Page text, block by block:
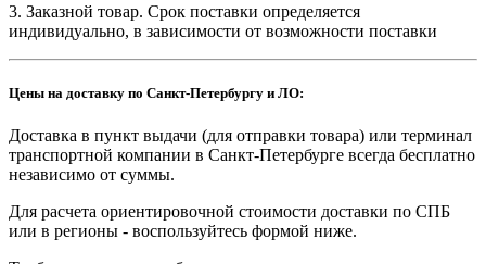
3. Заказной товар. Срок поставки определяется
индивидуально, в зависимости от возможности поставки
Цены на доставку по Санкт-Петербургу и ЛО:
Доставка в пункт выдачи (для отправки товара) или терминал
транспортной компании в Санкт-Петербурге всегда бесплатно
независимо от суммы.
Для расчета ориентировочной стоимости доставки по СПБ
или в регионы - воспользуйтесь формой ниже.